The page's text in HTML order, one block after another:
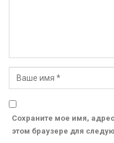
Сохраните мое имя,
этом браузере для